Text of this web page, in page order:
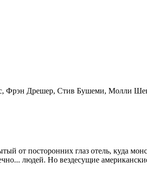
Фрэн Дрешер, Стив Бушеми, Молли
от посторонних глаз отель, куда
людей. Но вездесущие